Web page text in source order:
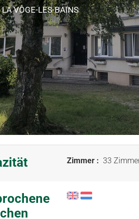
VÔGE-LES-BAINS
Zimmer : 33